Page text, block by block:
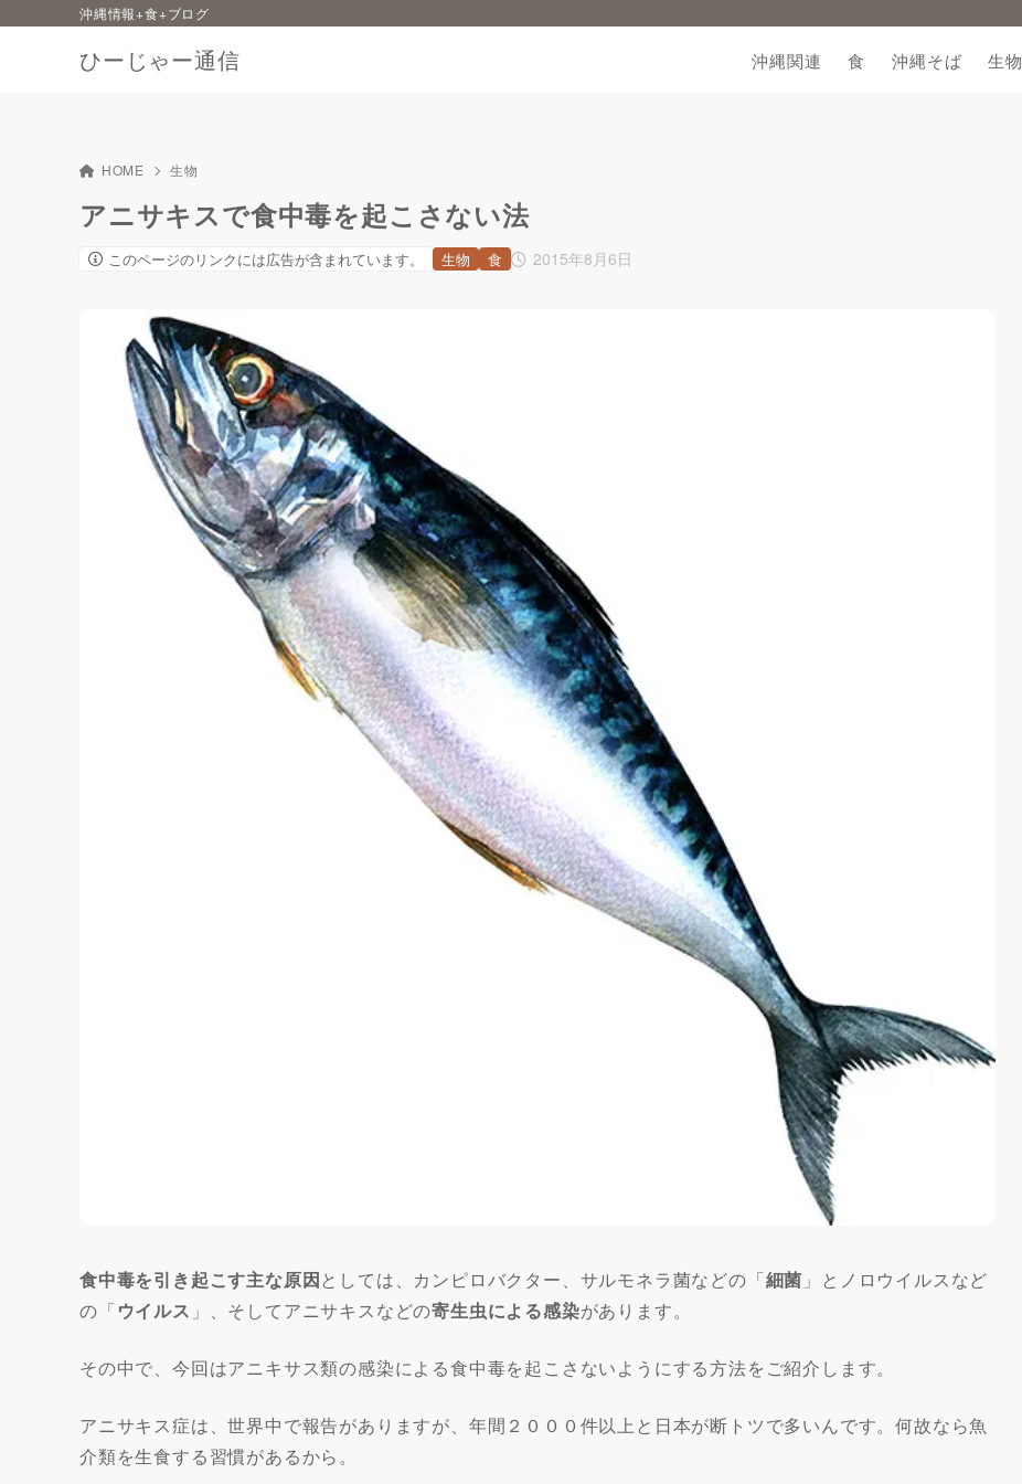
ひーじゃー通信
沖縄情報+食+ブログ
沖縄関連 食 沖縄そば 生物
HOME 生物
アニサキスで食中毒を起こさない法
このページのリンクには広告が含まれています。 2015年8月6日
生物 食
食中毒を引き起こす主な原因としては、カンピロバクター、サルモネラ菌などの「細菌 」とノロウイルスなど
の「ウイルス 」、そしてアニサキスなどの寄生虫による感染があります。
その中で、今回はアニキサス類の感染による食中毒を起こさないようにする方法をご紹介します。
アニサキス症は、世界中で報告がありますが、年間２０００件以上と日本が断トツで多いんです。何故なら魚
介類を生食する習慣があるから。